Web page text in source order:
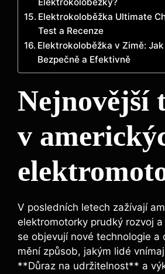
Elektrokoloběžka Ultimate
Test a Recenze
Elektrokoloběžka v Zimě:
Bezpečně a Efektivně
Nejnovější
v
V posledních letech zažívají
elektromotorky prudký rozvoj
se objevují nové technologie a
mění způsob, jakým lidé
**Důraz na udržitelnost** a